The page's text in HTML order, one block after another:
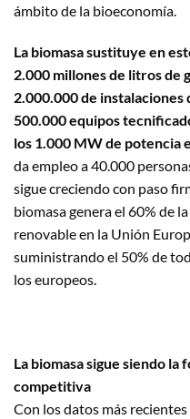
ámbito de la bioeconomía.
La biomasa sustituye en
2.000 millones de litros de
2.000.000 de instalaciones
500.000 equipos
los 1.000 MW de potencia
da empleo a 40.000
sigue creciendo con paso
biomasa genera el 60% de
renovable en la Unión
suministrando el 50% de
los europeos.
La biomasa sigue siendo la
competitiva
Con los datos más